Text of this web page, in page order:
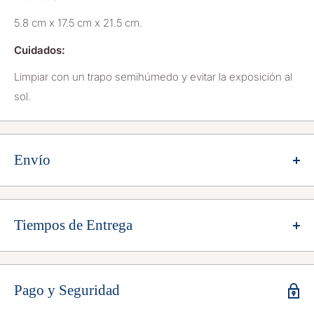
5.8 cm x 17.5 cm x 21.5 cm.
Cuidados:
Limpiar con un trapo semihúmedo y evitar la exposición al
sol.
Envío
Envío Gratis a toda la República Méxicana
Norte y Sur
Tiempos de Entrega
Entrega 3 a 10 días hábiles
verás indicado en su descripción.
Pago y Seguridad